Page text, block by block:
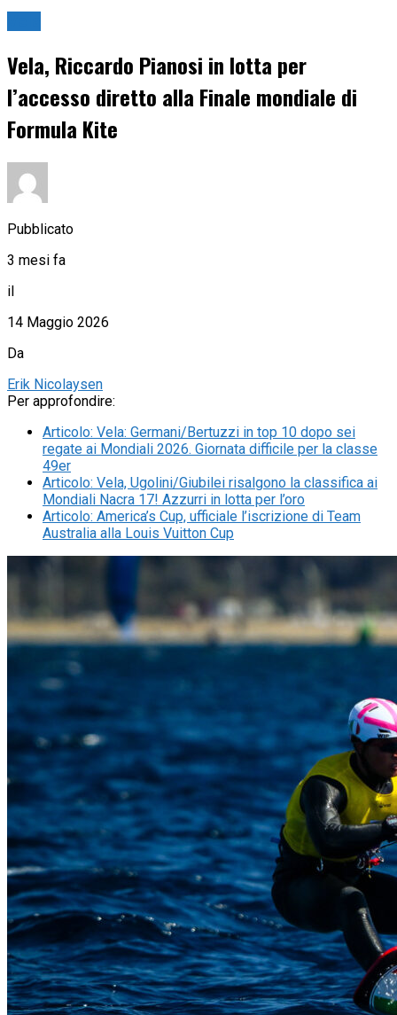
Vela, Riccardo Pianosi in lotta per
l’accesso diretto alla Finale mondiale di
Formula Kite
Pubblicato
3 mesi fa
il
14 Maggio 2026
Da
Erik Nicolaysen
Per approfondire:
Articolo: Vela: Germani/Bertuzzi in top 10 dopo sei
regate ai Mondiali 2026. Giornata difficile per la classe
49er
Articolo: Vela, Ugolini/Giubilei risalgono la classifica ai
Mondiali Nacra 17! Azzurri in lotta per l’oro
Articolo: America’s Cup, ufficiale l’iscrizione di Team
Australia alla Louis Vuitton Cup